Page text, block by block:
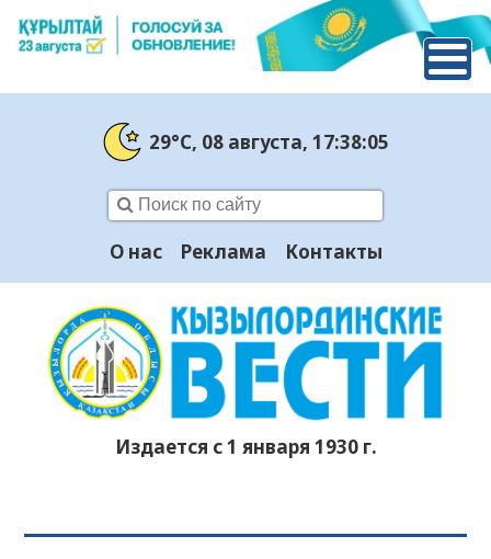
29°C, 08 августа, 17:38:06
О нас Реклама Контакты
Издается с 1 января 1930 г.